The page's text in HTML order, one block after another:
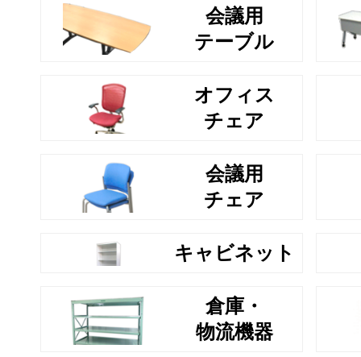
会議用
テーブル
オフィス
チェア
会議用
チェア
キャビネット
倉庫・
物流機器